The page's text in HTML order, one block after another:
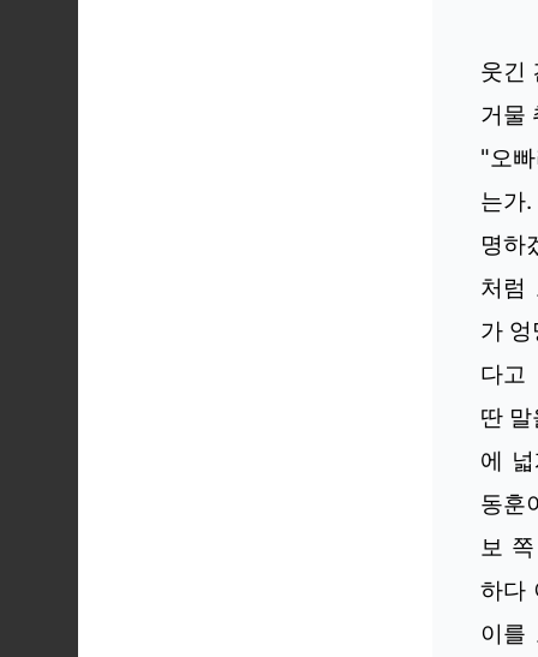
웃긴
거물
"오
는가
명하
처럼
가
다고
딴
에
동훈
보
하다
이를